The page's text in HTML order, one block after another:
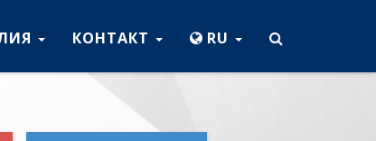
КОНТАКТ RU